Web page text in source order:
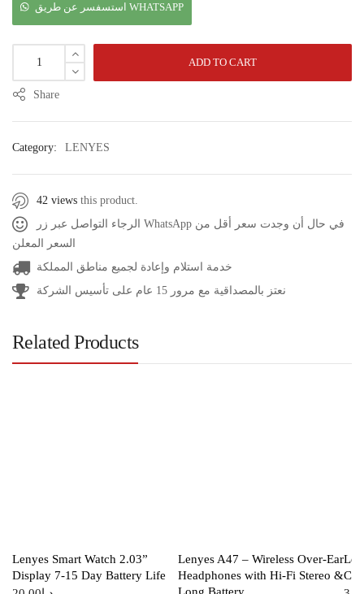
استسفسر عن طريق WHATSAPP
ADD TO CART
Share
Category: LENYES
42 views this product.
الرجاء التواصل عبر زر WhatsApp في حال أن وجدت سعر أقل من
السعر المعلن
خدمة استلام وإعادة لجميع مناطق المملكة
نعتز بالمصداقية مع مرور 15 عام على تأسيس الشركة
Related Products
Lenyes Smart Watch 2.03”
Display 7-15 Day Battery Life
Lenyes A47 – Wireless Over-Ear
Headphones with Hi-Fi Stereo &